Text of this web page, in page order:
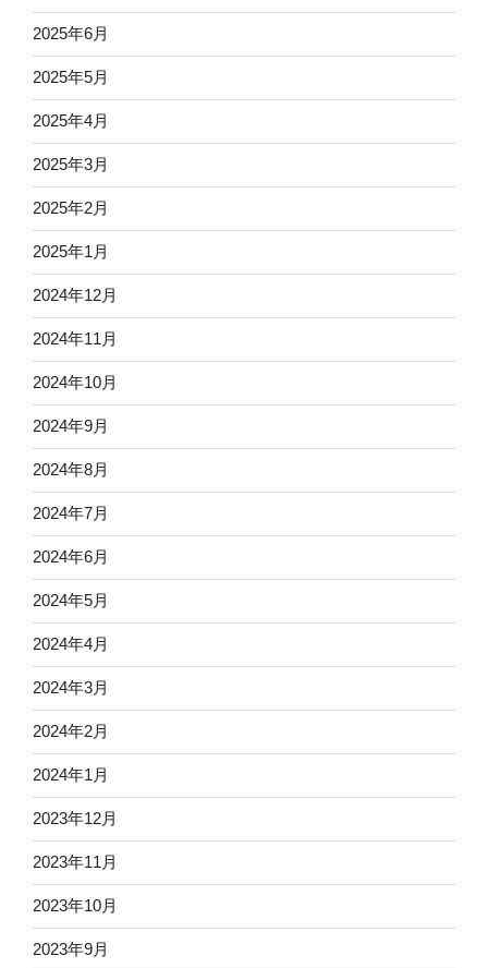
2025年6月
2025年5月
2025年4月
2025年3月
2025年2月
2025年1月
2024年12月
2024年11月
2024年10月
2024年9月
2024年8月
2024年7月
2024年6月
2024年5月
2024年4月
2024年3月
2024年2月
2024年1月
2023年12月
2023年11月
2023年10月
2023年9月